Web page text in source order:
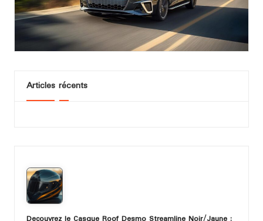
Articles récents